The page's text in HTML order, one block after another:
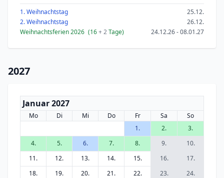
1. Weihnachtstag
25.12.
2. Weihnachtstag
26.12.
Weihnachtsferien 2026 (16+ 2Tage) 24.12.26 - 08.01.27
2027
Januar 2027
Mo Di Mi Do Fr Sa
So
1.
2.
3.
4.
5. 6. 7. 8. 9.
10.
11.
12. 13. 14. 15. 16.
17.
18.
19. 20. 21. 22. 23.
24.